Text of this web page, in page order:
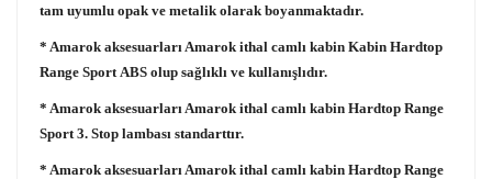
tam uyumlu opak ve metalik olarak boyanmaktadır.
* Amarok aksesuarları Amarok ithal camlı kabin Kabin Hardtop
Range Sport ABS olup sağlıklı ve kullanışlıdır.
* Amarok aksesuarları Amarok ithal camlı kabin Hardtop Range
Sport 3. Stop lambası standarttır.
* Amarok aksesuarları Amarok ithal camlı kabin Hardtop Range